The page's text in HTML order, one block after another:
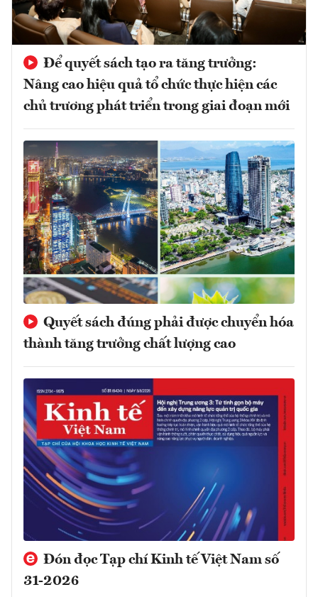
Để quyết sách tạo ra tăng trưởng:
Nâng cao hiệu quả tổ chức thực hiện các
chủ trương phát triển trong giai đoạn mới
Quyết sách đúng phải được chuyển hóa
thành tăng trưởng chất lượng cao
Đón đọc Tạp chí Kinh tế Việt Nam số
31-2026